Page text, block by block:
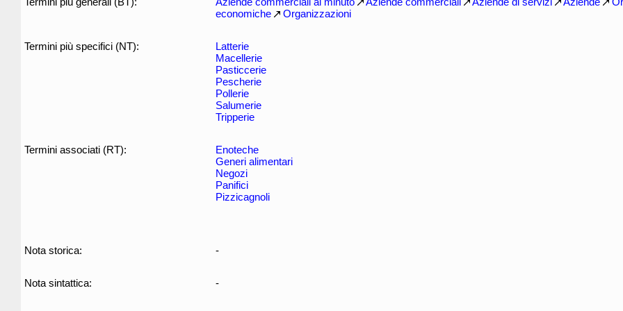
economiche
Organizzazioni
Termini più specifici (NT):
Latterie
Macellerie
Pasticcerie
Pescherie
Pollerie
Salumerie
Tripperie
Termini associati (RT):
Enoteche
Generi alimentari
Negozi
Panifici
Pizzicagnoli
Nota storica: -
Nota sintattica: -